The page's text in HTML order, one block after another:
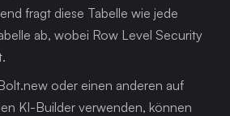
fragt diese Tabelle wie jede
ab, wobei Row Level Security
oder einen anderen auf
KI-Builder verwenden, können